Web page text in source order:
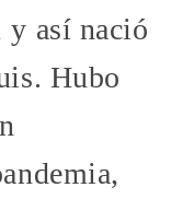
y así nació
Hubo